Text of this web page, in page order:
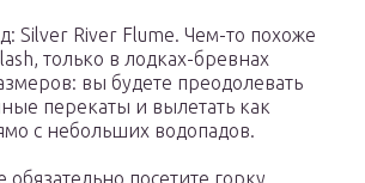
Silver River Flume. Чем-то похоже
только в лодках-бревнах
вы будете преодолевать
перекаты и вылетать как
с небольших водопадов.
обязательно посетите горку